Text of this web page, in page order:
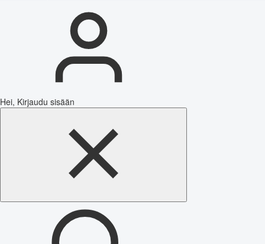
Hei, Kirjaudu sisään